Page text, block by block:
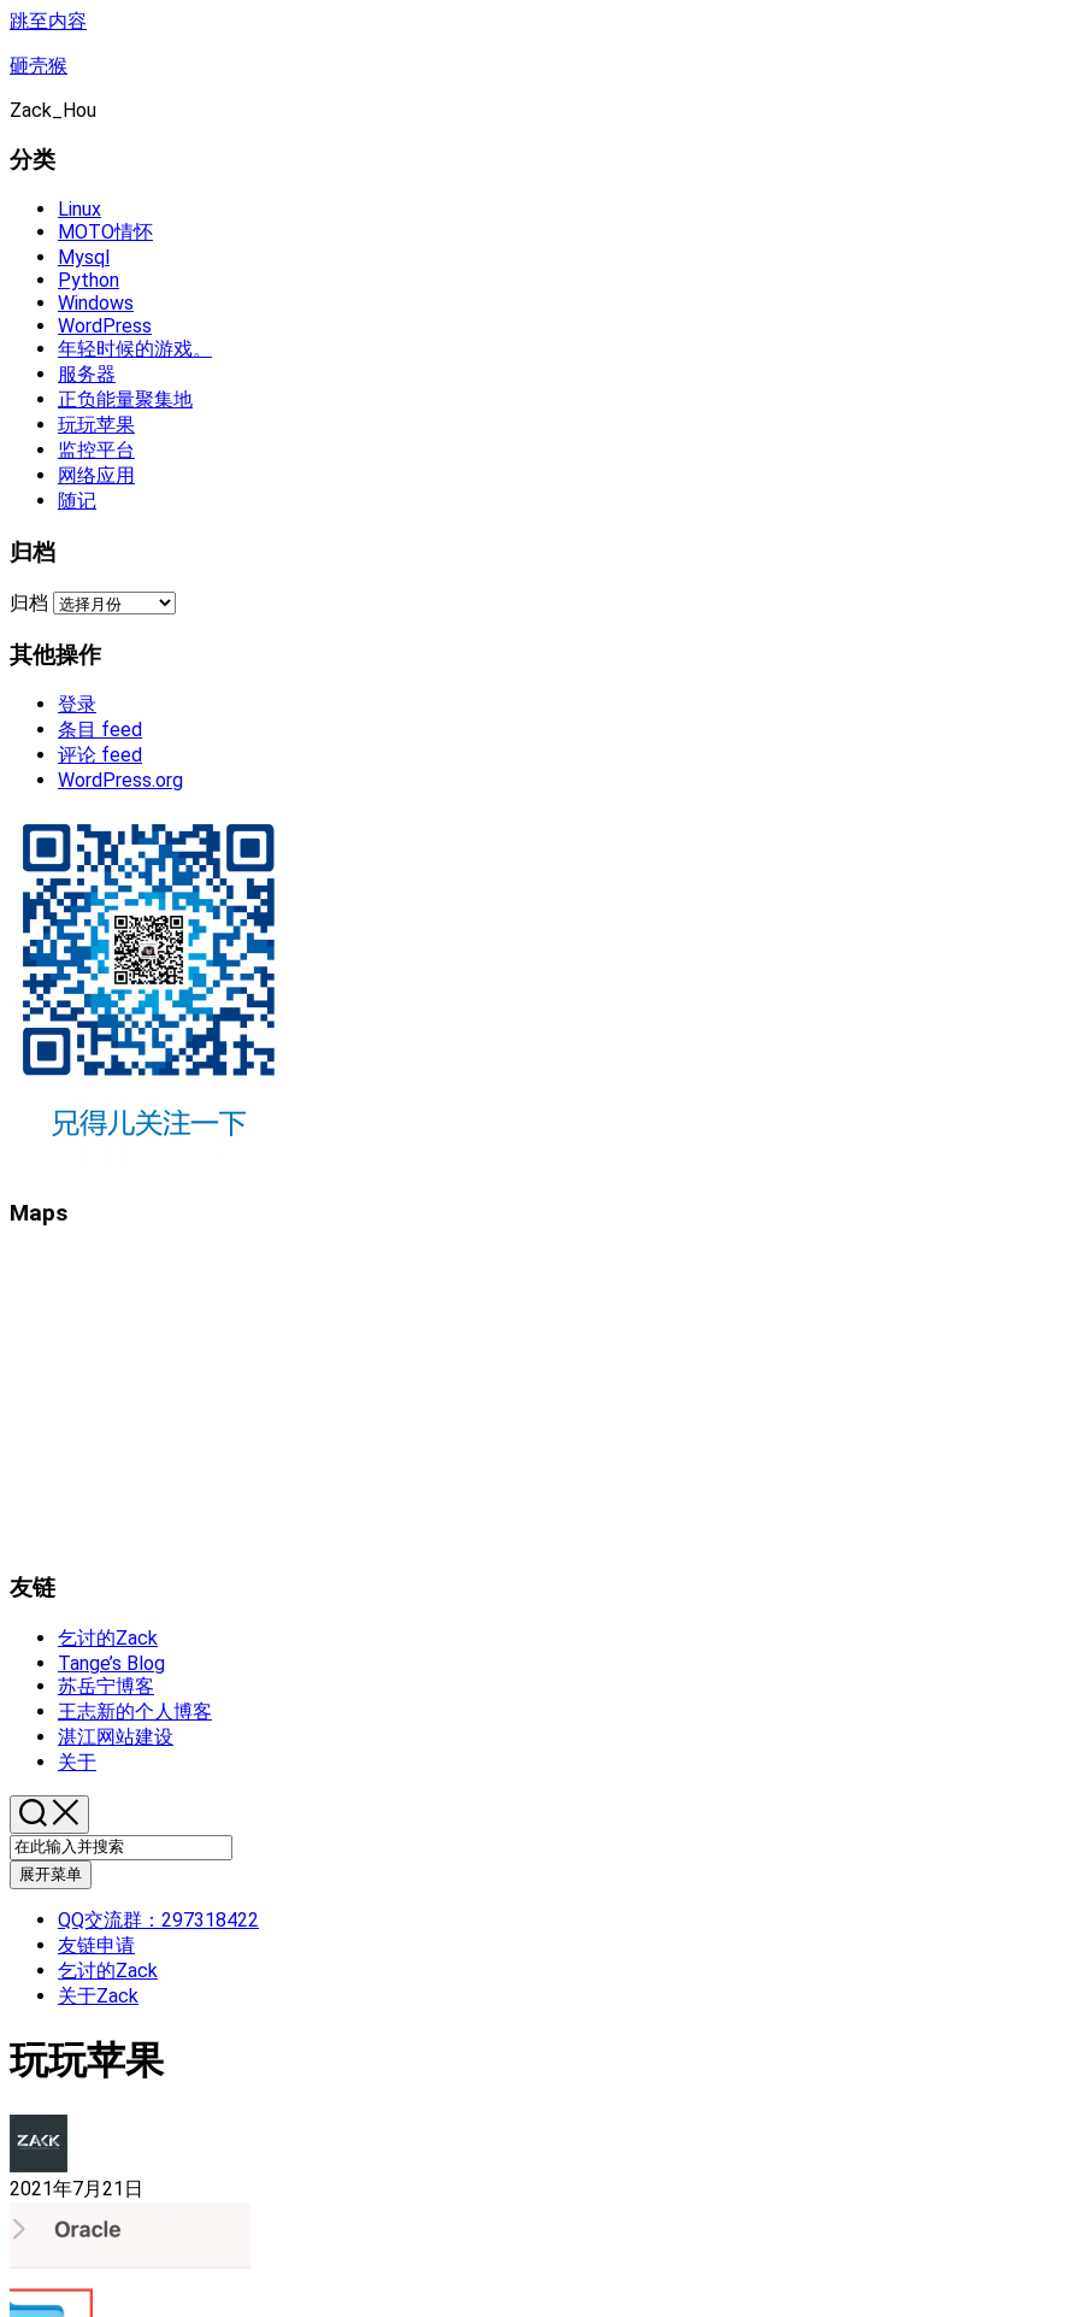
跳至内容
砸壳猴
Zack_Hou
分类
Linux
MOTO情怀
Mysql
Python
Windows
WordPress
年轻时候的游戏。
服务器
正负能量聚集地
玩玩苹果
监控平台
网络应用
随记
归档
归档
其他操作
登录
条目 feed
评论 feed
WordPress.org
Maps
友链
乞讨的Zack
Tange’s Blog
苏岳宁博客
王志新的个人博客
湛江网站建设
关于
展开菜单
QQ交流群：297318422
友链申请
乞讨的Zack
关于Zack
玩玩苹果
2021年7月21日